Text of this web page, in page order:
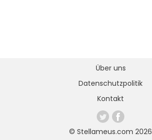
© Stellameus.com 2026
Über uns
Datenschutzpolitik
Kontakt